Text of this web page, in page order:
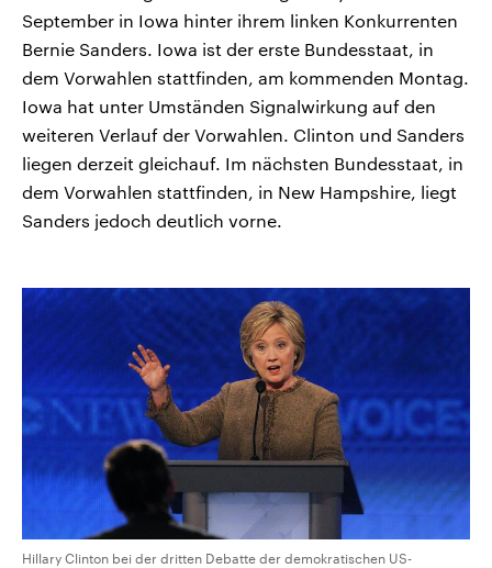
September in Iowa hinter ihrem linken Konkurrenten
Bernie Sanders. Iowa ist der erste Bundesstaat, in
dem Vorwahlen stattfinden, am kommenden Montag.
Iowa hat unter Umständen Signalwirkung auf den
weiteren Verlauf der Vorwahlen. Clinton und Sanders
liegen derzeit gleichauf. Im nächsten Bundesstaat, in
dem Vorwahlen stattfinden, in New Hampshire, liegt
Sanders jedoch deutlich vorne.
Hillary Clinton bei der dritten Debatte der demokratischen US-